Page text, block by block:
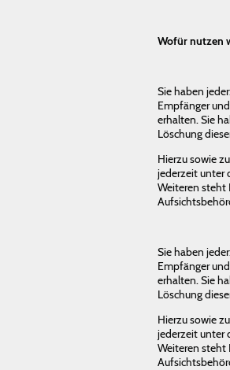
Wofür nutzen
Sie haben
Empfänger
erhalten. Sie
Löschung
Hierzu sowie
jederzeit unter
Weiteren steht
Sie haben
Empfänger
erhalten. Sie
Löschung
Hierzu sowie
jederzeit unter
Weiteren steht